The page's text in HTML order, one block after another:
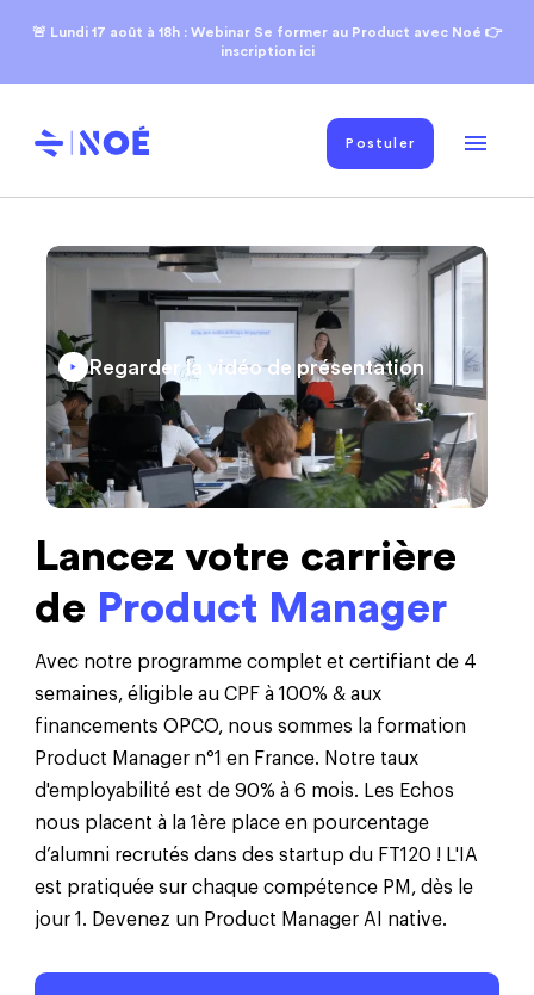
🚨 Lundi 17 août à 18h : Webinar Se former au Product avec Noé 👉
inscription ici
Postuler
Lancez votre carrière
de Product Manager
Avec notre programme complet et certifiant de 4
semaines, éligible au CPF à 100% & aux
financements OPCO, nous sommes la formation
Product Manager n°1 en France. Notre taux
d'employabilité est de 90% à 6 mois. Les Echos
nous placent à la 1ère place en pourcentage
d’alumni recrutés dans des startup du FT120 ! L'IA
est pratiquée sur chaque compétence PM, dès le
jour 1. Devenez un Product Manager AI native.
Regarder la vidéo de présentation